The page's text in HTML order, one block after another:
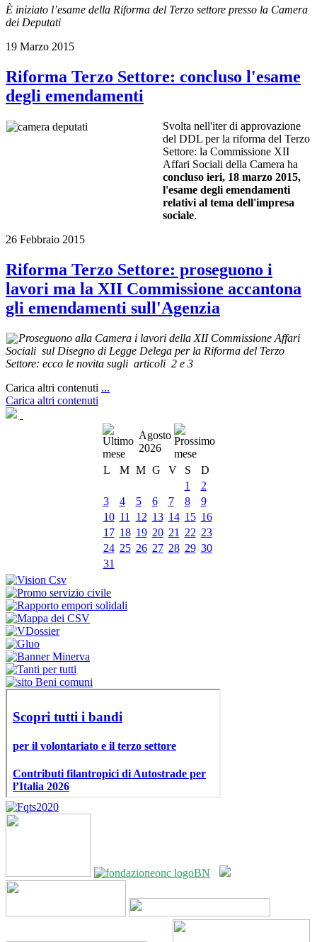
È iniziato l’esame della Riforma del Terzo settore presso la Camera
dei Deputati
19 Marzo 2015
Riforma Terzo Settore: concluso l'esame
degli emendamenti
Svolta nell'iter di approvazione
del DDL per la riforma del Terzo
Settore: la Commissione XII
Affari Sociali della Camera ha
concluso ieri, 18 marzo 2015,
l'esame degli emendamenti
relativi al tema dell'impresa
sociale.
26 Febbraio 2015
Riforma Terzo Settore: proseguono i
lavori ma la XII Commissione accantona
gli emendamenti sull'Agenzia
Proseguono alla Camera i lavori della XII Commissione Affari
Sociali sul Disegno di Legge Delega per la Riforma del Terzo
Settore: ecco le novita sugli articoli 2 e 3
Carica altri contenuti ...
Carica altri contenuti
Agosto
2026
L
M M G V S
D
1
2
3
4 5 6 7 8
9
10 11 12 13 14 15 16
17 18 19 20 21 22 23
24 25 26 27 28 29 30
31